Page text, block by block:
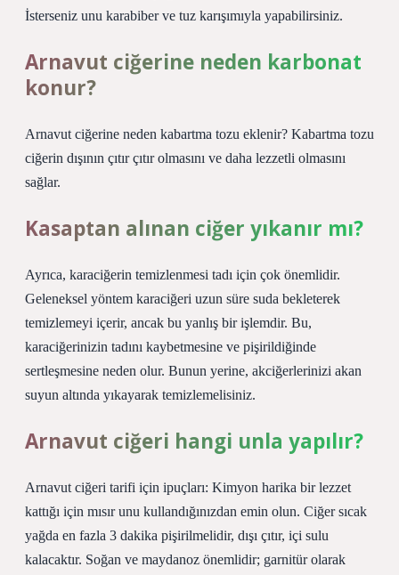
İsterseniz unu karabiber ve tuz karışımıyla yapabilirsiniz.
Arnavut ciğerine neden karbonat
konur?
Arnavut ciğerine neden kabartma tozu eklenir? Kabartma tozu
ciğerin dışının çıtır çıtır olmasını ve daha lezzetli olmasını
sağlar.
Kasaptan alınan ciğer yıkanır mı?
Ayrıca, karaciğerin temizlenmesi tadı için çok önemlidir.
Geleneksel yöntem karaciğeri uzun süre suda bekleterek
temizlemeyi içerir, ancak bu yanlış bir işlemdir. Bu,
karaciğerinizin tadını kaybetmesine ve pişirildiğinde
sertleşmesine neden olur. Bunun yerine, akciğerlerinizi akan
suyun altında yıkayarak temizlemelisiniz.
Arnavut ciğeri hangi unla yapılır?
Arnavut ciğeri tarifi için ipuçları: Kimyon harika bir lezzet
kattığı için mısır unu kullandığınızdan emin olun. Ciğer sıcak
yağda en fazla 3 dakika pişirilmelidir, dışı çıtır, içi sulu
kalacaktır. Soğan ve maydanoz önemlidir; garnitür olarak